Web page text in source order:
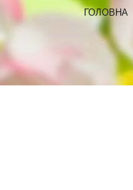
ГОЛОВНА